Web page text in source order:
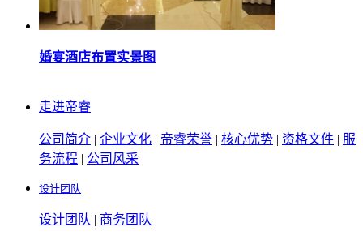
婚宴酒店布置实景图
走进帝睿
公司简介 | 企业文化 | 帝睿荣誉 | 核心优势 | 资格文件 | 服
务流程 | 公司风采
设计团队
设计团队 | 商务团队